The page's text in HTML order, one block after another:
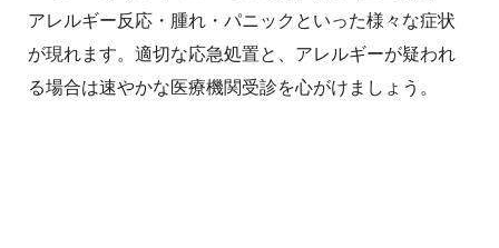
アレルギー反応・腫れ・パニックといった様々な症状
が現れます。適切な応急処置と、アレルギーが疑われ
る場合は速やかな医療機関受診を心がけましょう。